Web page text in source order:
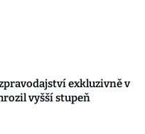
exkluzivně v
vyšší stupeň